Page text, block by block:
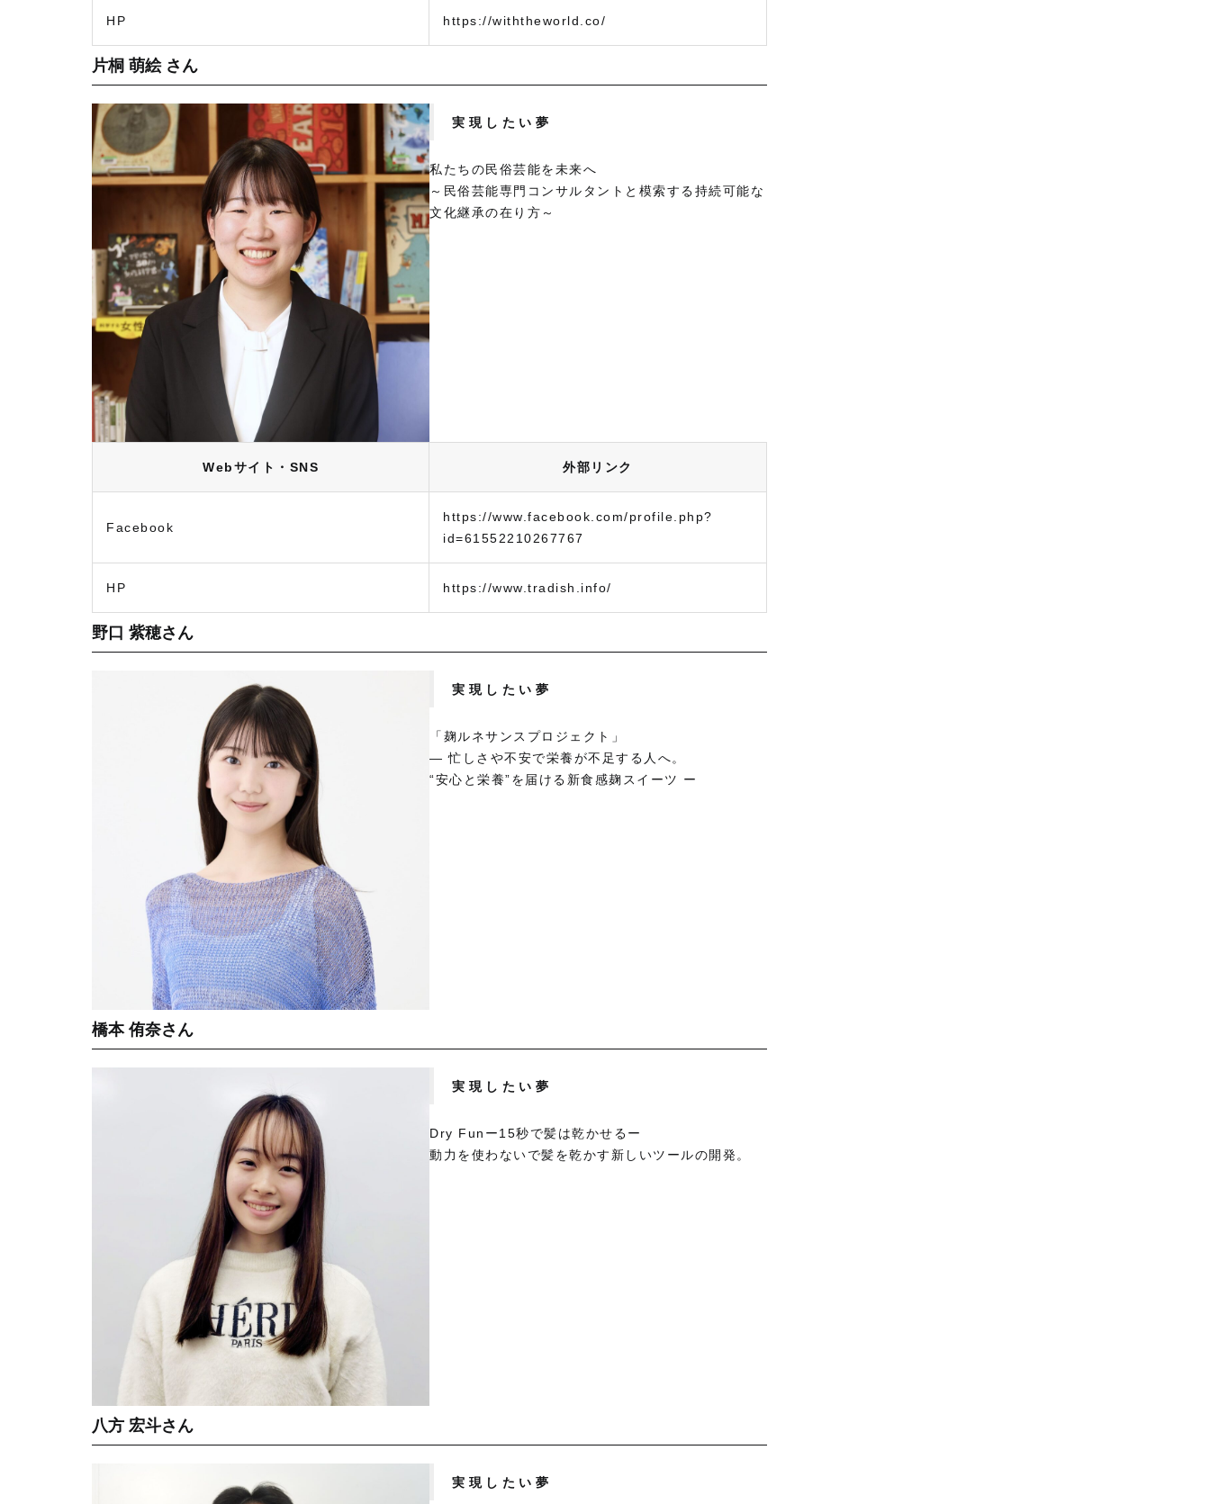
HP https://withtheworld.co/
片桐 萌絵 さん
実現したい夢
私たちの民俗芸能を未来へ
～民俗芸能専門コンサルタントと模索する持続可能な
文化継承の在り方～
Webサイト・SNS 外部リンク
Facebook
https://www.facebook.com/profile.php?
id=61552210267767
HP https://www.tradish.info/
野口 紫穂さん
実現したい夢
「麹ルネサンスプロジェクト」
― 忙しさや不安で栄養が不足する人へ。
“安心と栄養”を届ける新食感麹スイーツ ー
橋本 侑奈さん
実現したい夢
Dry Funー15秒で髪は乾かせるー
動力を使わないで髪を乾かす新しいツールの開発。
八方 宏斗さん
実現したい夢